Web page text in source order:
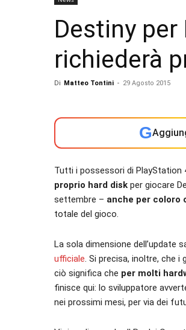
Destiny
richiederà
Di Matteo Tontini - 29 Agosto 2015
G
Tutti i possessori di PlayStation
proprio hard disk per giocare
settembre – anche per coloro
totale del gioco.
La sola dimensione dell’update
ufficiale. Si precisa, inoltre, che i
ciò significa che per molti
finisce qui: lo sviluppatore
nei prossimi mesi, per via dei